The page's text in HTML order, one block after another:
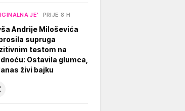
JE' PRIJE 8 H
Andrije Miloševića
supruga
testom na
Ostavila glumca,
živi bajku